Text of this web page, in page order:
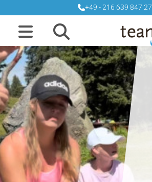
+49 - 216 639 847 27